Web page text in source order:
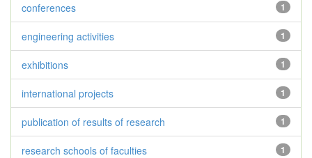
1
conferences
1
engineering activities
1
exhibitions
1
international projects
1
publication of results of research
1
research schools of faculties